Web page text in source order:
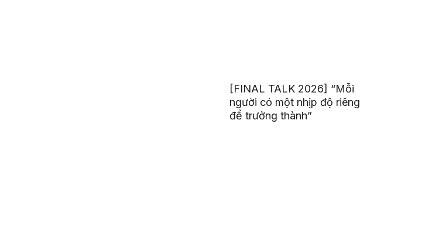
[FINAL TALK 2026] “Mỗi
người có một nhịp độ riêng
để trưởng thành”